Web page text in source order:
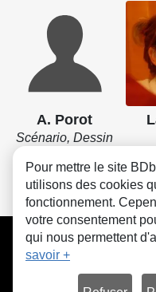
A. Porot
Scénario, Dessin
CGU FAQ
Pour mettre le site
utilisons des cookies
fonctionnement.
votre consentement
qui nous permettent
savoir +